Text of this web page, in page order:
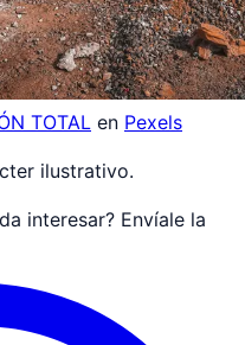
TOTAL en Pexels
ilustrativo.
interesar? Envíale la